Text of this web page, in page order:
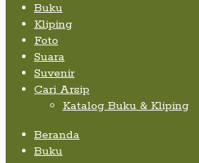
Buku
Kliping
Foto
Suara
Suvenir
Cari Arsip
Katalog Buku & Kliping
Beranda
Buku